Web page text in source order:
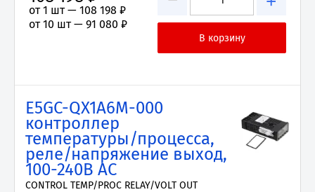
от 1 шт — 108 198 ₽
от 10 шт — 91 080 ₽
E5GC-QX1A6M-000
контроллер
температуры/процесса,
реле/напряжение выход,
100-240В AC
CONTROL TEMP/PROC RELAY/VOLT OUT